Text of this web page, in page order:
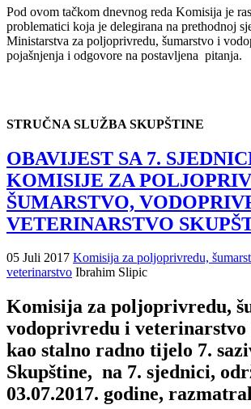
Pod ovom tačkom dnevnog reda Komisija je
problematici koja je delegirana na prethodnoj
Ministarstva za poljoprivredu, šumarstvo i
pojašnjenja i odgovore na postavljena pitanja.
STRUČNA SLUŽBA SKUPŠTINE
OBAVIJEST SA 7.
KOMISIJE ZA
ŠUMARSTVO,
VETERINARSTVO
05 Juli 2017 Komisija za poljoprivredu,
veterinarstvo Ibrahim Slipic
Komisija za poljoprivredu,
vodoprivredu i veterinarstvo
kao stalno radno tijelo 7.
Skupštine, na 7. sjednici,
03.07.2017. godine,